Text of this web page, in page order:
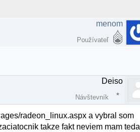
menom
Používateľ
Deiso
Návštevník
radeon_linux.aspx a vybral som
takze fakt neviem mam teda